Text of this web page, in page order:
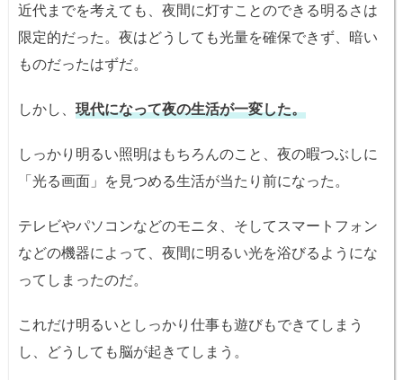
近代までを考えても、夜間に灯すことのできる明るさは
限定的だった。夜はどうしても光量を確保できず、暗い
ものだったはずだ。
しかし、 現代になって夜の生活が一変した。
しっかり明るい照明はもちろんのこと、夜の暇つぶしに
「光る画面」を見つめる生活が当たり前になった。
テレビやパソコンなどのモニタ、そしてスマートフォン
などの機器によって、夜間に明るい光を浴びるようにな
ってしまったのだ。
これだけ明るいとしっかり仕事も遊びもできてしまう
し、どうしても脳が起きてしまう。